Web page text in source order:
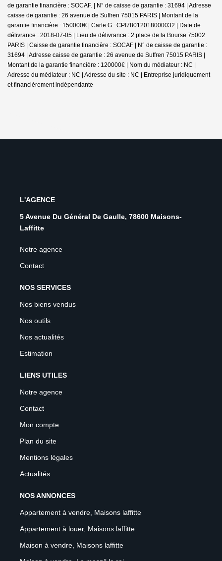
de garantie financière : SOCAF. | N° de caisse de garantie : 31694 | Adresse
caisse de garantie : 26 avenue de Suffren 75015 PARIS | Montant de la
garantie financière : 150000€ | Carte G : CPI78012018000032 | Date de
délivrance : 2018-07-05 | Lieu de délivrance : 2 place de la Bourse 75002
PARIS | Caisse de garantie financière : SOCAF | N° de caisse de garantie :
31694 | Adresse caisse de garantie : 26 avenue de Suffren 75015 PARIS |
Montant de la garantie financière : 120000€ | Nom du médiateur : NC |
Adresse du médiateur : NC | Adresse du site : NC | Entreprise juridiquement
et financièrement indépendante
L'AGENCE
5 Avenue Du Général De Gaulle, 78600 Maisons-
Laffitte
Notre agence
Contact
NOS SERVICES
Nos biens vendus
Nos outils
Nos actualités
Estimation
LIENS UTILES
Notre agence
Contact
Mon compte
Plan du site
Mentions légales
Actualités
NOS ANNONCES
Appartement à vendre, Maisons laffitte
Appartement à louer, Maisons laffitte
Maison à vendre, Maisons laffitte